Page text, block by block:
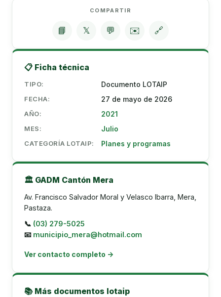
COMPARTIR
📘 𝕏 💬 ✉️ 🔗
📋 Ficha técnica
TIPO: Documento LOTAIP
FECHA: 27 de mayo de 2026
AÑO: 2021
MES: Julio
CATEGORÍA LOTAIP: Planes y programas
🏛️ GADM Cantón Mera
Av. Francisco Salvador Moral y Velasco Ibarra, Mera,
Pastaza.
📞 (03) 279-5025
📧 municipio_mera@hotmail.com
Ver contacto completo →
📚 Más documentos lotaip